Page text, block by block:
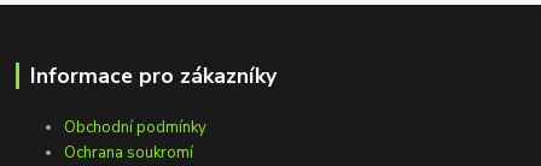
Informace pro zákazníky
Obchodní podmínky
Ochrana soukromí